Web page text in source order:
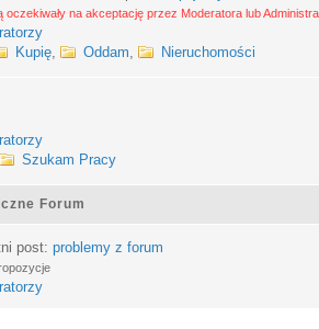
oczekiwały na akceptację przez Moderatora lub
Kupię, Oddam, Nieruchomości
Szukam Pracy
Forum
post: problemy z forum